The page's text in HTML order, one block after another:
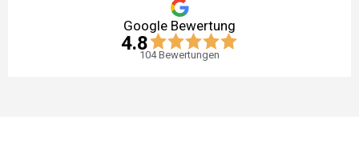
Google Bewertung
4.8
104Bewertungen